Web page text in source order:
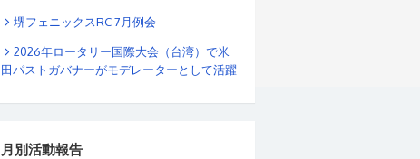
堺フェニックスRC 7月例会
2026年ロータリー国際大会（台湾）で米
田パストガバナーがモデレーターとして活躍
月別活動報告